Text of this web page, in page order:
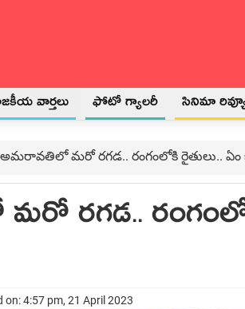
వార్తలు ఫోటో గ్యాలరీ సినిమా
అమ‌రావ‌తిలో మ‌రో ర‌గ‌డ‌.. రంగంలోకి రైతులు.. ఏం
ర‌గ‌డ‌..
on: 4:57 pm, 21 April 2023